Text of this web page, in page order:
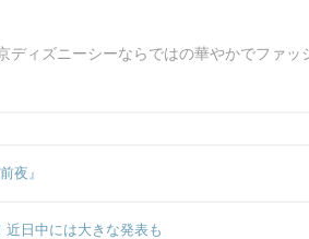
ィズニーシーならではの華やかでファッ
夜』
近日中には大きな発表も